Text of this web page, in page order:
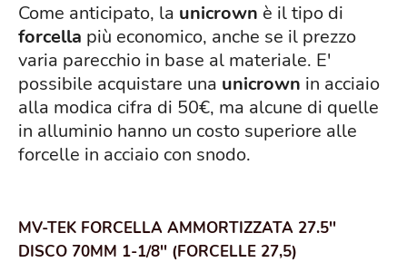
Come anticipato, la unicrown è il tipo di
forcella più economico, anche se il prezzo
varia parecchio in base al materiale. E'
possibile acquistare una unicrown in acciaio
alla modica cifra di 50€, ma alcune di quelle
in alluminio hanno un costo superiore alle
forcelle in acciaio con snodo.
MV-TEK FORCELLA AMMORTIZZATA 27.5''
DISCO 70MM 1-1/8'' (FORCELLE 27,5)